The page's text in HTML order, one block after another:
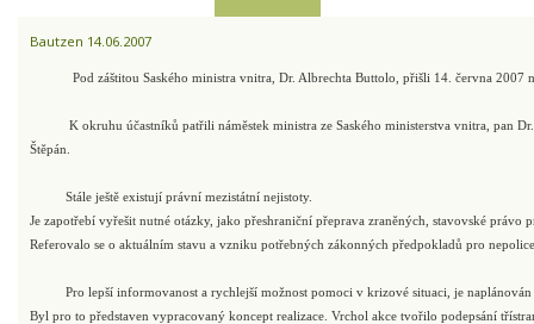
Bautzen 14.06.2007
Pod záštitou Saského ministra vnitra, Dr. Albrechta Buttolo, přišli 14. června
K okruhu účastníků patřili náměstek ministra ze Saského ministerstva vnitra, pan
Štěpán.
Stále ještě existují právní mezistátní nejistoty.
Je zapotřebí vyřešit nutné otázky, jako přeshraniční přeprava zraněných, stavovské
Referovalo se o aktuálním stavu a vzniku potřebných zákonných předpokladů pro
Pro lepší informovanost a rychlejší možnost pomoci v krizové situaci, je
Byl pro to představen vypracovaný koncept realizace. Vrchol akce tvořilo podepsání